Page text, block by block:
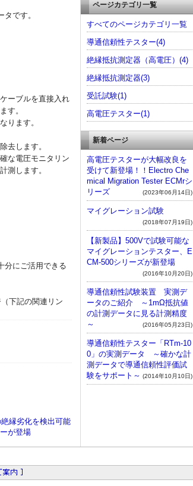
です。
ーブルを直接入れ
す。
ります。
去します。
な電圧モニタリン
測します。
分にご活用できる
下記の関連リン
縁劣化を検出可能
が登場
ページカテゴリ一覧
すべてのページカテゴリ一覧
導通信頼性テスター(4)
絶縁抵抗測定器（高電圧）(4)
絶縁抵抗測定器(3)
受託試験(1)
高電圧テスター(1)
新着ページ
高電圧テスターが大幅改良を
受けて新登場！！Electro Che
mical Migration Tester ECMrシ
リーズ
(2023年06月14日)
マイグレーション試験
(2018年07月19日)
【新製品】500Vで試験可能な
マイグレーションテスター、E
CM-500シリーズが新登場
(2016年10月20日)
導通信頼性試験装置 実測デ
ータのご紹介 ～1mΩ抵抗値
の計測データに見る計測精度
～
(2016年05月23日)
導通信頼性テスター「RTm-10
0」の実測データ ～確かな計
測データで導通信頼性評価試
験をサポート～ (2014年10月10日)